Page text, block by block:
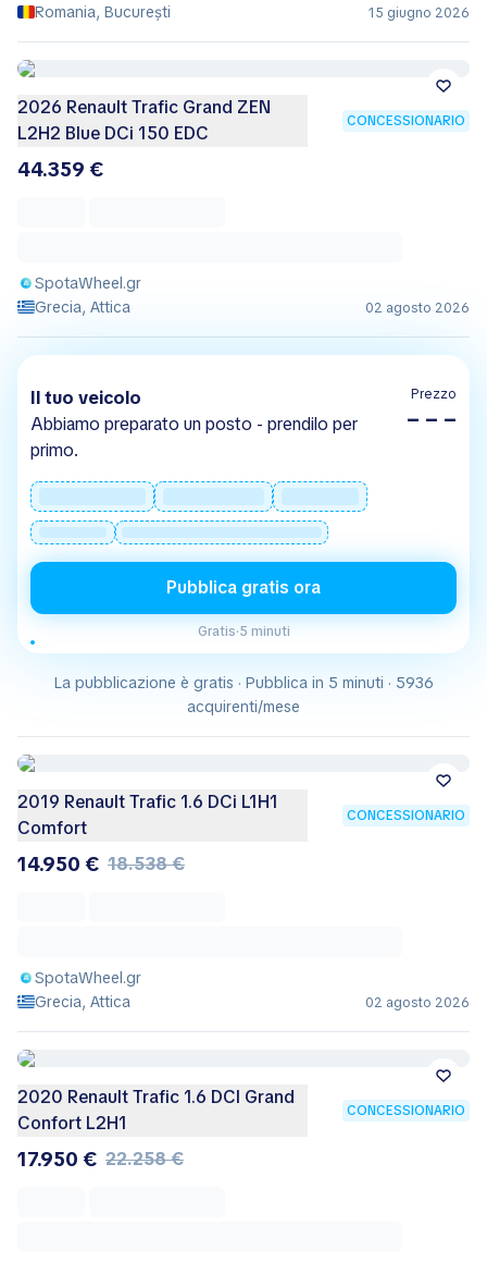
Romania, București
15 giugno 2026
2026 Renault Trafic Grand ZEN
L2H2 Blue DCi 150 EDC
CONCESSIONARIO
44.359 €
SpotaWheel.gr
Grecia, Attica
02 agosto 2026
Il tuo veicolo
Abbiamo preparato un posto - prendilo per
primo.
Prezzo
– – –
Pubblica gratis ora
Gratis·5 minuti
La pubblicazione è gratis · Pubblica in 5 minuti · 5936
acquirenti/mese
2019 Renault Trafic 1.6 DCi L1H1
Comfort
CONCESSIONARIO
14.950 € 18.538 €
SpotaWheel.gr
Grecia, Attica
02 agosto 2026
2020 Renault Trafic 1.6 DCI Grand
Confort L2H1
CONCESSIONARIO
17.950 € 22.258 €